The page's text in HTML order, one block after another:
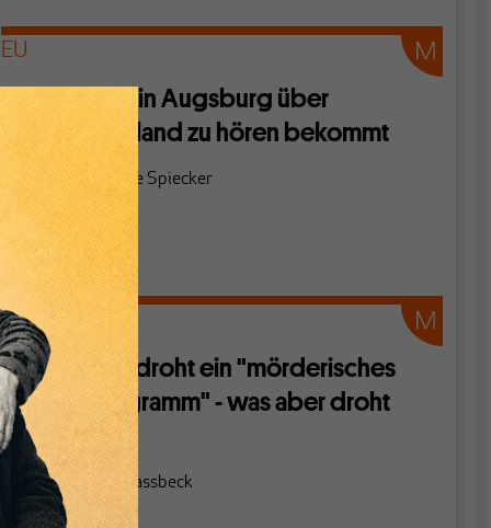
EU
Was man in Augsburg über
Griechenland zu hören bekommt
VonFriederike Spiecker
LÄNDER
Den USA droht ein "mörderisches
Sparprogramm" - was aber droht
Europa?
VonHeiner Flassbeck